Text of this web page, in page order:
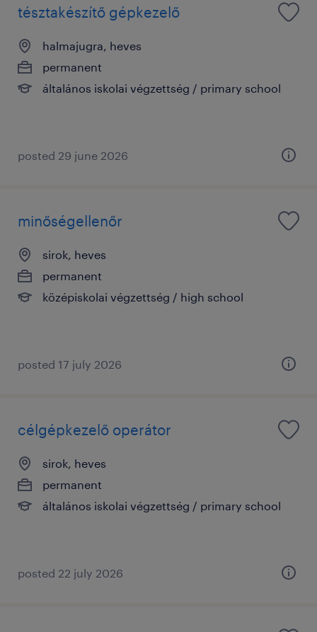
tésztakészítő gépkezelő
halmajugra, heves
permanent
általános iskolai végzettség / primary school
posted 29 june 2026
minőségellenőr
sirok, heves
permanent
középiskolai végzettség / high school
posted 17 july 2026
célgépkezelő operátor
sirok, heves
permanent
általános iskolai végzettség / primary school
posted 22 july 2026